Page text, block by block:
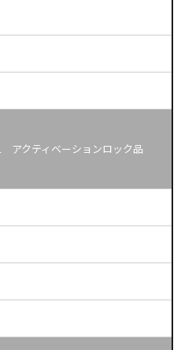
アクティベーションロック品